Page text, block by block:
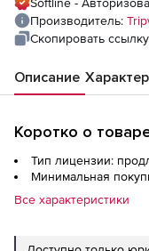
Производитель:
Скопировать ссылку
Описание
Коротко о
Тип лицензии:
Минимальная
Все характеристики